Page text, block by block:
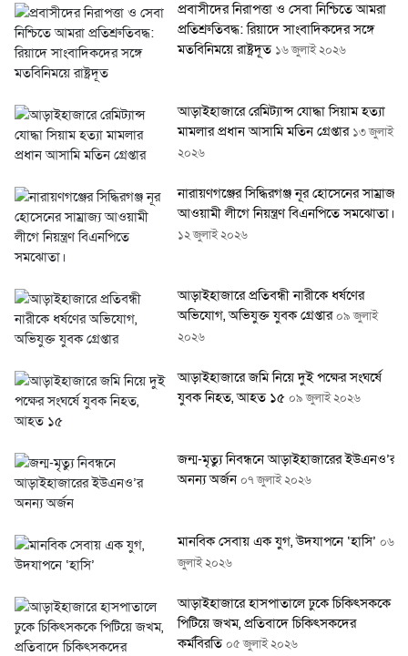
প্রবাসীদের নিরাপত্তা ও সেবা নিশ্চিতে আমরা
প্রতিশ্রুতিবদ্ধ: রিয়াদে সাংবাদিকদের সঙ্গে
মতবিনিময়ে রাষ্ট্রদূত ১৬ জুলাই ২০২৬
আড়াইহাজারে রেমিট্যান্স যোদ্ধা সিয়াম হত্যা
মামলার প্রধান আসামি মতিন গ্রেপ্তার ১৩ জুলাই
২০২৬
নারায়ণগঞ্জের সিদ্ধিরগঞ্জ নূর হোসেনের সাম্রাজ্য
আওয়ামী লীগে নিয়ন্ত্রণ বিএনপিতে সমঝোতা।
১২ জুলাই ২০২৬
আড়াইহাজারে প্রতিবন্ধী নারীকে ধর্ষণের
অভিযোগ, অভিযুক্ত যুবক গ্রেপ্তার০৯ জুলাই
২০২৬
আড়াইহাজারে জমি নিয়ে দুই পক্ষের সংঘর্ষে
যুবক নিহত, আহত ১৫০৯ জুলাই ২০২৬
জন্ম-মৃত্যু নিবন্ধনে আড়াইহাজারের ইউএনও’র
অনন্য অর্জন০৭ জুলাই ২০২৬
মানবিক সেবায় এক যুগ, উদযাপনে ‘হাসি’০৬
জুলাই ২০২৬
আড়াইহাজারে হাসপাতালে ঢুকে চিকিৎসককে
পিটিয়ে জখম, প্রতিবাদে চিকিৎসকদের
কর্মবিরতি০৫ জুলাই ২০২৬